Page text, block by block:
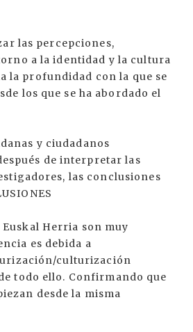
las percepciones,
a la identidad y la cultura
la profundidad con la que se
los que se ha abordado el
y ciudadanos
de interpretar las
las conclusiones
Herria son muy
es debida a
culturización
todo ello. Confirmando que
desde la misma